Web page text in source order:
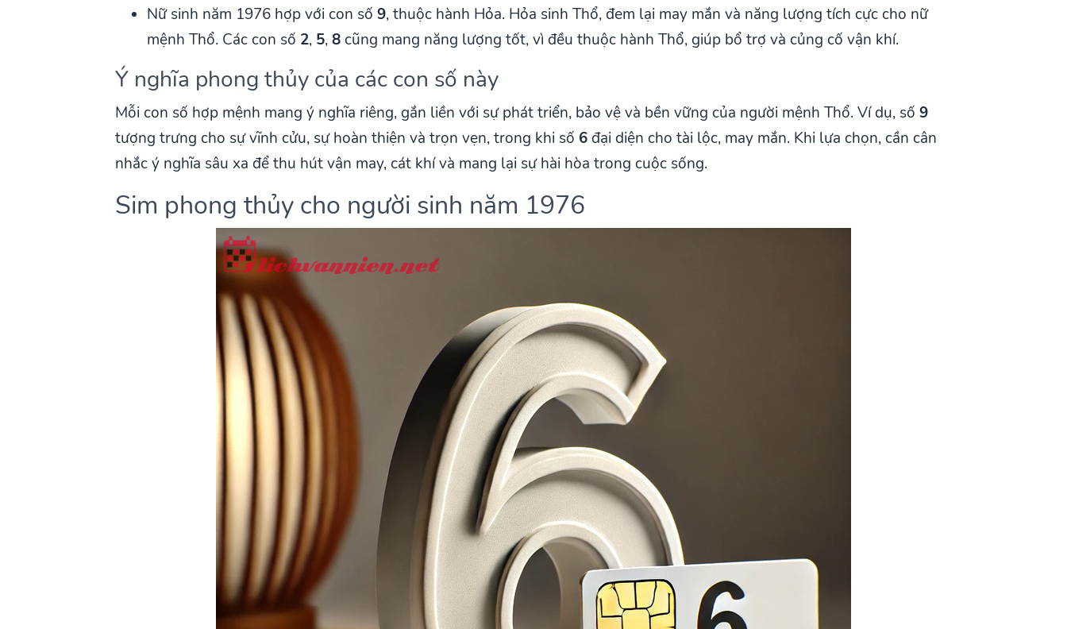
Nữ sinh năm 1976 hợp với con số9, thuộc hành Hỏa. Hỏa sinh Thổ, đem lại may mắn và năng lượng tích cực cho nữ
mệnh Thổ. Các con số 2, 5,8 cũng mang năng lượng tốt, vì đều thuộc hành Thổ, giúp bổ trợ và củng cố vận khí.
Ý nghĩa phong thủy của các con số này
Mỗi con số hợp mệnh mang ý nghĩa riêng, gắn liền với sự phát triển, bảo vệ và bền vững của người mệnh Thổ. Ví dụ, số9
tượng trưng cho sự vĩnh cửu, sự hoàn thiện và trọn vẹn, trong khi số 6 đại diện cho tài lộc, may mắn. Khi lựa chọn, cần cân
nhắc ý nghĩa sâu xa để thu hút vận may, cát khí và mang lại sự hài hòa trong cuộc sống.
Sim phong thủy cho người sinh năm 1976